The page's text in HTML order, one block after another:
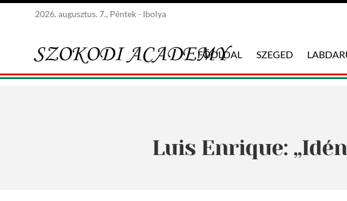
2026. augusztus. 7., Péntek - Ibolya
FŐOLDAL SZEGED
Luis Enrique: